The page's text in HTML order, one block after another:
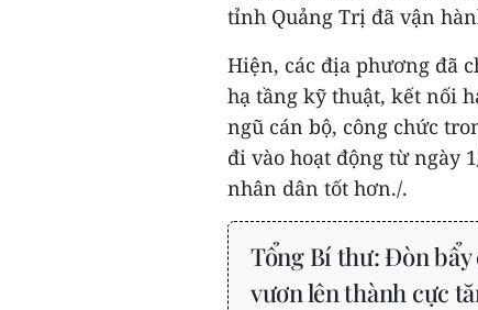
tỉnh Quảng Trị đã vận
Hiện, các địa phương đã
hạ tầng kỹ thuật, kết nối
ngũ cán bộ, công chức
đi vào hoạt động từ ngày
nhân dân tốt hơn./.
Tổng Bí thư: Đòn
vươn lên thành cực